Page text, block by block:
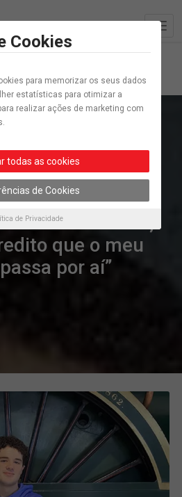
a envolver-me,
que o meu
por aí”
Cookies
para memorizar os seus dados
estatísticas para otimizar a
realizar ações de marketing com
todas as cookies
de Cookies
de Privacidade